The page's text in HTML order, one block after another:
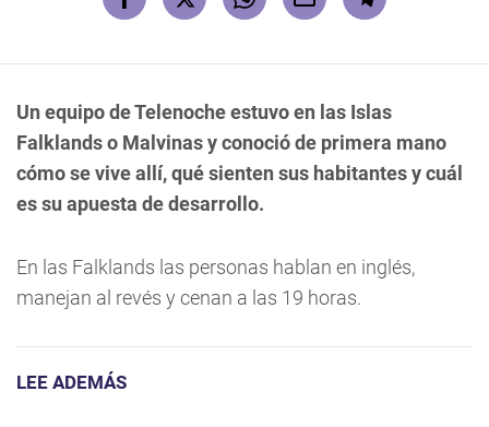
Un equipo de Telenoche estuvo en las Islas
Falklands o Malvinas y conoció de primera mano
cómo se vive allí, qué sienten sus habitantes y cuál
es su apuesta de desarrollo.
En las Falklands las personas hablan en inglés,
manejan al revés y cenan a las 19 horas.
LEE ADEMÁS